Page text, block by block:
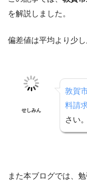
を解説しました。
偏差値は平均より少し
せしみん
敦賀
料請
さい。
また本ブログでは、